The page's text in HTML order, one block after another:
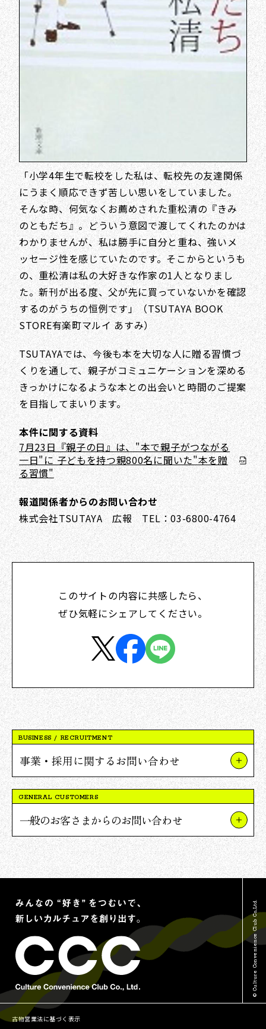
「小学4年生で転校をした私は、転校先の友達関係
にうまく順応できず苦しい思いをしていました。
そんな時、何気なくお薦めされた重松清の『きみ
のともだち』。どういう意図で渡してくれたのかは
わかりませんが、私は勝手に自分と重ね、強いメ
ッセージ性を感じていたのです。そこからというも
の、重松清は私の大好きな作家の1人となりまし
た。新刊が出る度、父が先に買っていないかを確認
するのがうちの恒例です」（TSUTAYA BOOK
STORE有楽町マルイ あすみ）
TSUTAYAでは、今後も本を大切な人に贈る習慣づ
くりを通して、親子がコミュニケーションを深める
きっかけになるような本との出会いと時間のご提案
を目指してまいります。
本件に関する資料
7月23日『親子の日』は、"本で親子がつながる
一日"に 子どもを持つ親800名に聞いた"本を贈
る習慣"
報道関係者からのお問い合わせ
株式会社TSUTAYA 広報 TEL：03-6800-4764
このサイトの内容に共感したら、
ぜひ気軽にシェアしてください。
BUSINESS / RECRUITMENT
事業・採用に関するお問い合わせ
事業やプロジェクトについて
報道関連・ご取材等について
その他のお問い合わせ
GENERAL CUSTOMERS
一般のお客さまからのお問い合わせ
TSUTAYAについて
蔦屋書店について
© Culture Convenience Club Co.,Ltd.
古物営業法に基づく表示